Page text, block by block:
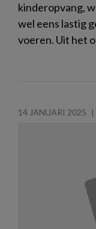
kinderopvang,
wel eens lastig
voeren. Uit het
14 JANUARI 2025